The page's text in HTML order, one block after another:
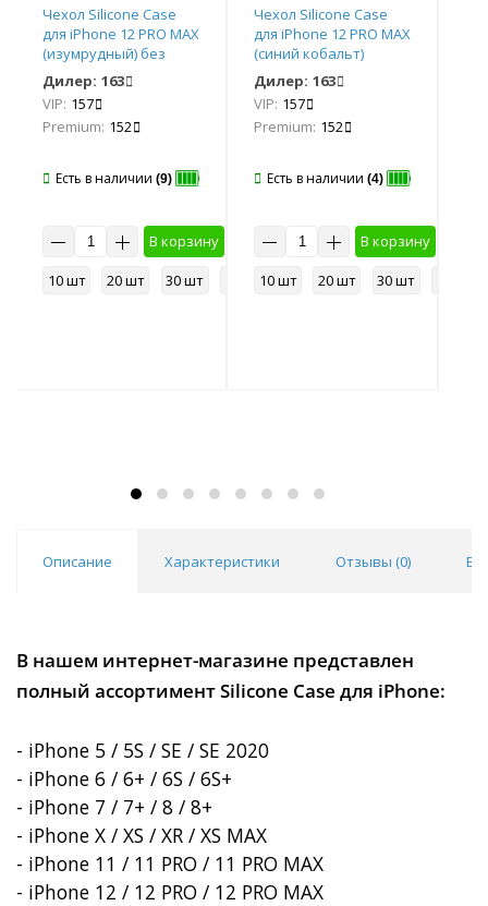
50 шт
Чехол Silicone Case
для iPhone 12 PRO MAX
(изумрудный) без
логотипа №58 COPY
AAA+*
Дилер: 163
VIP: 157
Premium: 152
Есть в наличии (9)
В корзину
10 шт
20 шт 30 шт 50 шт
Чехол Silicone Case
для iPhone 12 PRO MAX
(синий кобальт)
закрытый низ без
логотипа №8 COPY
AAA+*
Дилер: 163
VIP: 157
Premium: 152
Есть в наличии (4)
В корзину
10 шт
20 шт 30 шт
Описание Характеристики Отзывы (0)
В нашем интернет-магазине представлен
полный ассортимент Silicone Case для iPhone:
- iPhone 5 / 5S / SE / SE 2020
- iPhone 6 / 6+ / 6S / 6S+
- iPhone 7 / 7+ / 8 / 8+
- iPhone X / XS / XR / XS MAX
- iPhone 11 / 11 PRO / 11 PRO MAX
- iPhone 12 / 12 PRO / 12 PRO MAX